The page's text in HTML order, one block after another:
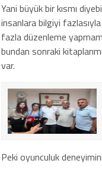
Yani büyük bir kısmı
insanlara bilgiyi
fazla düzenleme
bundan sonraki
var.
Peki oyunculuk